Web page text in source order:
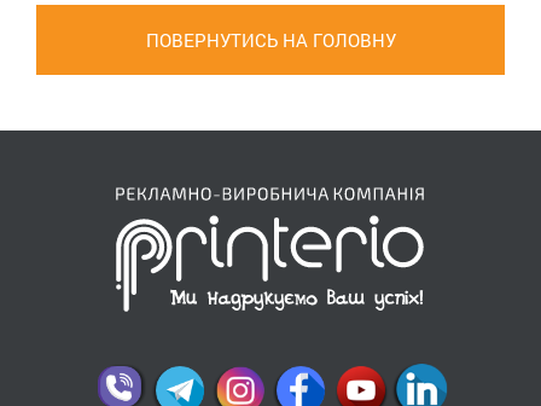
ПОВЕРНУТИСЬ НА ГОЛОВНУ